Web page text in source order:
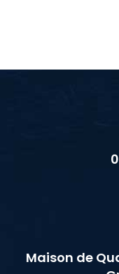
Maison de